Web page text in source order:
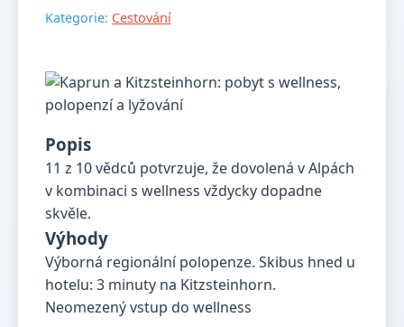
Kategorie: Cestování
Popis
11 z 10 vědců potvrzuje, že dovolená v Alpách
v kombinaci s wellness vždycky dopadne
skvěle.
Výhody
Výborná regionální polopenze. Skibus hned u
hotelu: 3 minuty na Kitzsteinhorn.
Neomezený vstup do wellness